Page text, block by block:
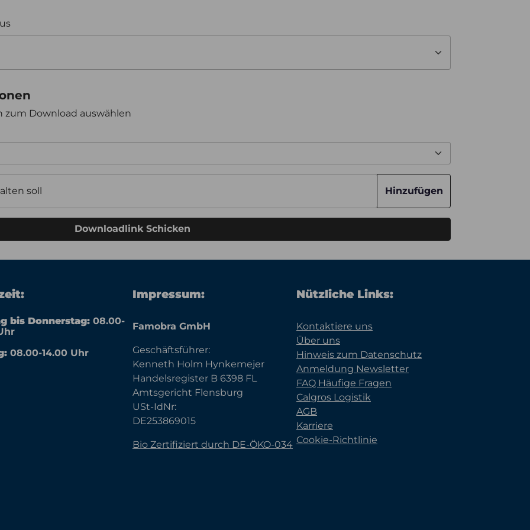
Download auswählen
soll Hinzufügen
Downloadlink Schicken
bis Donnerstag: 08.00-
08.00-14.00 Uhr
Impressum:
Famobra GmbH
Geschäftsführer:
Kenneth Holm Hynkemejer
Handelsregister B 6398 FL
Amtsgericht Flensburg
USt-IdNr:
DE253869015
Bio Zertifiziert durch DE-ÖKO-034
Nützliche Links:
Kontaktiere uns
Über uns
Hinweis zum Datenschutz
Anmeldung Newsletter
FAQ Häufige Fragen
Calgros Logistik
AGB
Karriere
Cookie-Richtlinie